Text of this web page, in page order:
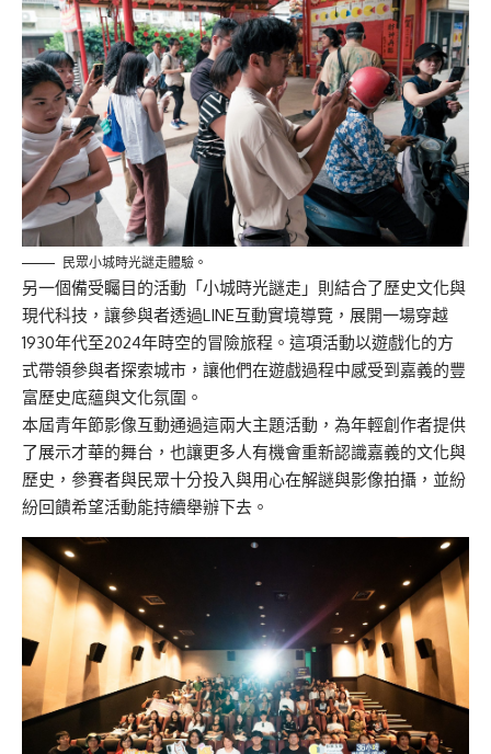
民眾小城時光謎走體驗。
另一個備受矚目的活動「小城時光謎走」則結合了歷史文化與
現代科技，讓參與者透過LINE互動實境導覽，展開一場穿越
1930年代至2024年時空的冒險旅程。這項活動以遊戲化的方
式帶領參與者探索城市，讓他們在遊戲過程中感受到嘉義的豐
富歷史底蘊與文化氛圍。
本屆青年節影像互動通過這兩大主題活動，為年輕創作者提供
了展示才華的舞台，也讓更多人有機會重新認識嘉義的文化與
歷史，參賽者與民眾十分投入與用心在解謎與影像拍攝，並紛
紛回饋希望活動能持續舉辦下去。